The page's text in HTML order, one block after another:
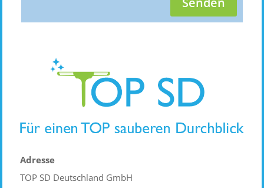
Adresse
TOP SD Deutschland GmbH